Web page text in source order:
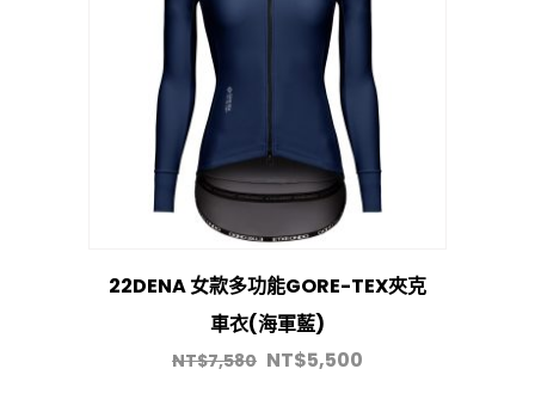
22DENA 女款多功能GORE-TEX夾克
車衣(海軍藍)
NT$7,580 NT$5,500